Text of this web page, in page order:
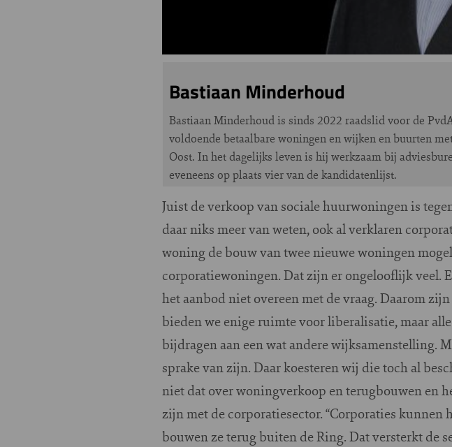
Bastiaan Minderhoud
Bastiaan Minderhoud is sinds 2022 raadslid voor de
voldoende betaalbare woningen en wijken en buurten
Oost. In het dagelijks leven is hij werkzaam bij
eveneens op plaats vier van de kandidatenlijst.
Juist de verkoop van sociale huurwoningen is
daar niks meer van weten, ook al verklaren
woning de bouw van twee nieuwe woningen
corporatiewoningen. Dat zijn er ongelooflijk veel.
het aanbod niet overeen met de vraag. Daarom
bieden we enige ruimte voor liberalisatie, maar
bijdragen aan een wat andere wijksamenstelling.
sprake van zijn. Daar koesteren wij die toch al
niet dat over woningverkoop en terugbouwen en
zijn met de corporatiesector. “Corporaties kunnen
bouwen ze terug buiten de Ring. Dat versterkt de